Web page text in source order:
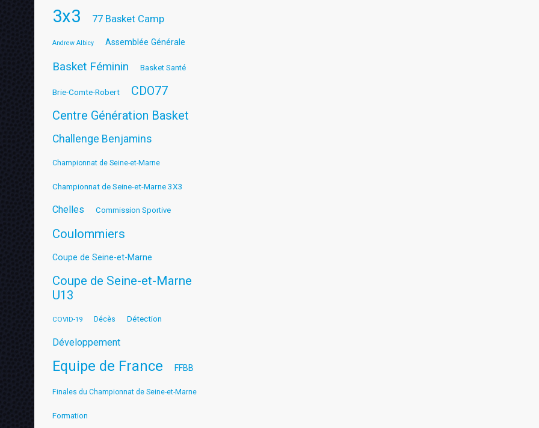
3x3 77 Basket Camp
Andrew Albicy Assemblée Générale
Basket Féminin Basket Santé
Brie-Comte-Robert CDO77
Centre Génération Basket
Challenge Benjamins
Championnat de Seine-et-Marne
Championnat de Seine-et-Marne 3X3
Chelles Commission Sportive
Coulommiers
Coupe de Seine-et-Marne
Coupe de Seine-et-Marne
U13
COVID-19 Décès Détection
Développement
Equipe de France FFBB
Finales du Championnat de Seine-et-Marne
Formation